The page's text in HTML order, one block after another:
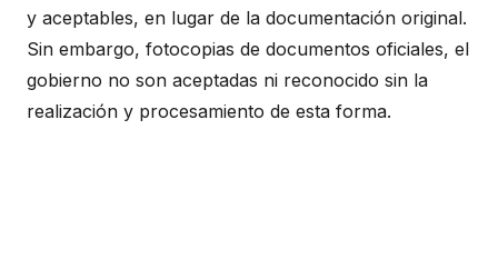
y aceptables, en lugar de la documentación original.
Sin embargo, fotocopias de documentos oficiales, el
gobierno no son aceptadas ni reconocido sin la
realización y procesamiento de esta forma.